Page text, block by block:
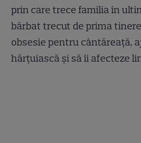
prin care trece familia în
bărbat trecut de prima
obsesie pentru cântăreață,
hărțuiască și să îi afecteze